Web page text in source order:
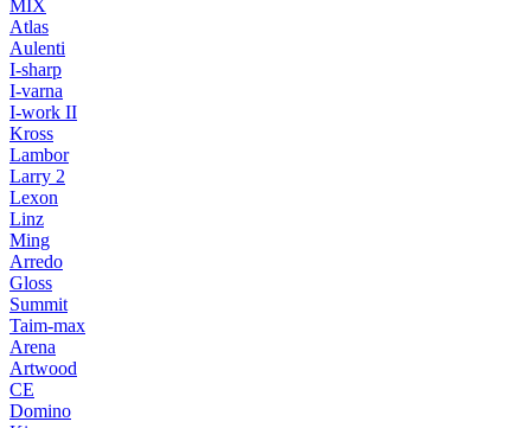
MIX
Atlas
Aulenti
I-sharp
I-varna
I-work II
Kross
Lambor
Larry 2
Lexon
Linz
Ming
Arredo
Gloss
Summit
Taim-max
Arena
Artwood
CE
Domino